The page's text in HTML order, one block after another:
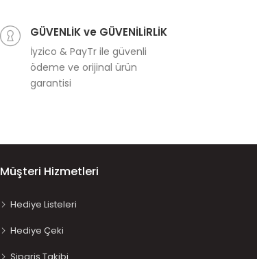
GÜVENLİK ve GÜVENİLİRLİK
İyzico & PayTr ile güvenli
ödeme ve orijinal ürün
garantisi
Müşteri Hizmetleri
Hediye Listeleri
Hediye Çeki